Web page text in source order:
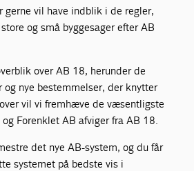
gerne vil have indblik i de regler,
og små byggesager efter AB
over AB 18, herunder de
nye bestemmelser, der knytter
vil vi fremhæve de væsentligste
Forenklet AB afviger fra AB 18.
det nye AB-system, og du får
systemet på bedste vis i